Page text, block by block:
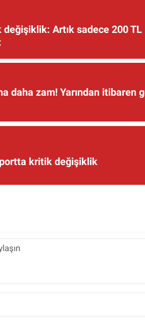
Artık sadece 200 TL
daha zam! Yarından itibaren
kritik değişiklik